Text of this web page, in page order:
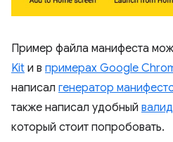
Пример файла манифеста
Kit и в примерах Google
написал генератор
также написал удобный
который стоит попробовать.